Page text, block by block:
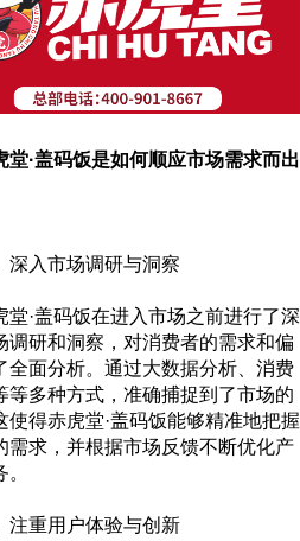
堂·盖码饭是如何顺应市场需求而出
入市场调研与洞察
盖码饭在进入市场之前进行了深
调研和洞察，对消费者的需求和偏
全面分析。通过大数据分析、消费
等多种方式，准确捕捉到了市场的
使得赤虎堂·盖码饭能够精准地把握
需求，并根据市场反馈不断优化产
重用户体验与创新